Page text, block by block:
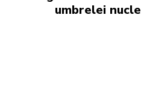
umbrelei